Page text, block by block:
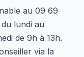
au 09 69
lundi au
de 9h à 13h.
via la